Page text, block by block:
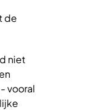
de
niet
vooral